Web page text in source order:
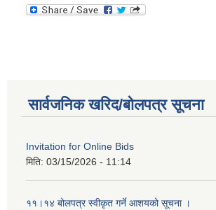
सार्वजनिक खरिद/बोलपत्र सूचना
Invitation for Online Bids
मिति: 03/15/2026 - 11:14
११।१४ बोलपत्र स्वीकृत गर्ने आशयको सूचना ।